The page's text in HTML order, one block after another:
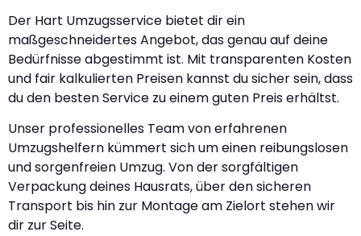
Der Hart Umzugsservice bietet dir ein
maßgeschneidertes Angebot, das genau auf deine
Bedürfnisse abgestimmt ist. Mit transparenten Kosten
und fair kalkulierten Preisen kannst du sicher sein, dass
du den besten Service zu einem guten Preis erhältst.
Unser professionelles Team von erfahrenen
Umzugshelfern kümmert sich um einen reibungslosen
und sorgenfreien Umzug. Von der sorgfältigen
Verpackung deines Hausrats, über den sicheren
Transport bis hin zur Montage am Zielort stehen wir
dir zur Seite.